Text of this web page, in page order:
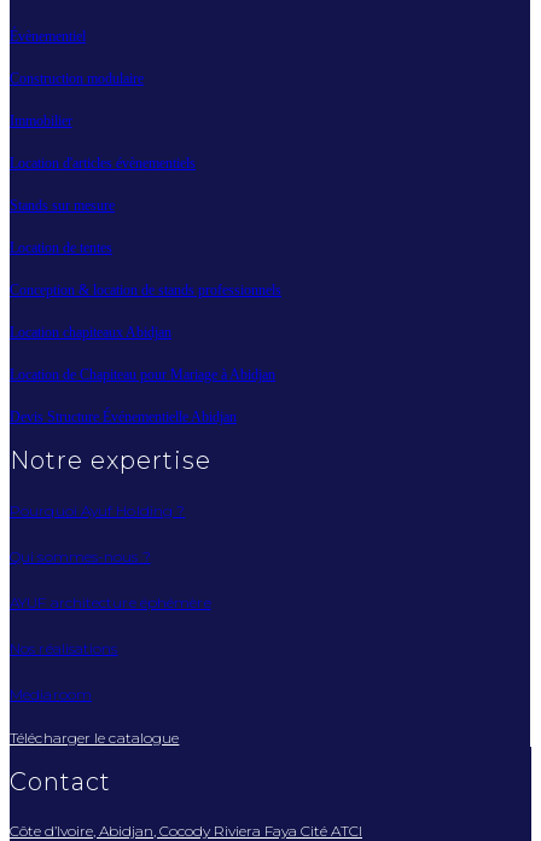
Évènementiel
Construction modulaire
Immobilier
Location d'articles évènementiels
Stands sur mesure
Location de tentes
Conception & location de stands professionnels
Location chapiteaux Abidjan
Location de Chapiteau pour Mariage à Abidjan
Devis Structure Événementielle Abidjan
Notre expertise
Pourquoi Ayuf Holding ?
Qui sommes-nous ?
AYUF architecture éphémère
Nos réalisations
Mediaroom
Télécharger le catalogue
Contact
Côte d’Ivoire, Abidjan, Cocody Riviera Faya Cité ATCI